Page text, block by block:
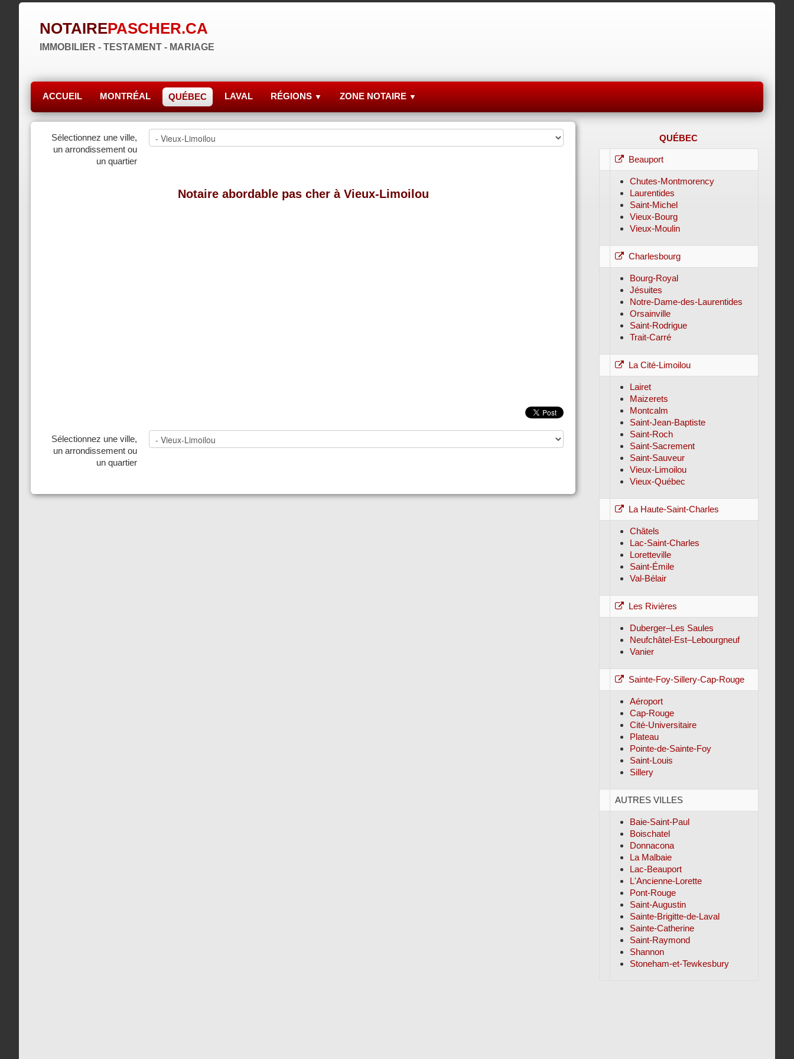
NOTAIREPASCHER.CA
IMMOBILIER - TESTAMENT - MARIAGE
ACCUEIL MONTRÉAL QUÉBEC LAVAL RÉGIONS ▼ ZONE NOTAIRE ▼
Sélectionnez une ville,
un arrondissement ou
un quartier
Notaire abordable pas cher à Vieux-Limoilou
Sélectionnez une ville,
un arrondissement ou
un quartier
QUÉBEC
Beauport
Chutes-Montmorency
Laurentides
Saint-Michel
Vieux-Bourg
Vieux-Moulin
Charlesbourg
Bourg-Royal
Jésuites
Notre-Dame-des-Laurentides
Orsainville
Saint-Rodrigue
Trait-Carré
La Cité-Limoilou
Lairet
Maizerets
Montcalm
Saint-Jean-Baptiste
Saint-Roch
Saint-Sacrement
Saint-Sauveur
Vieux-Limoilou
Vieux-Québec
La Haute-Saint-Charles
Châtels
Lac-Saint-Charles
Loretteville
Saint-Émile
Val-Bélair
Les Rivières
Duberger–Les Saules
Neufchâtel-Est–Lebourgneuf
Vanier
Sainte-Foy-Sillery-Cap-Rouge
Aéroport
Cap-Rouge
Cité-Universitaire
Plateau
Pointe-de-Sainte-Foy
Saint-Louis
Sillery
AUTRES VILLES
Baie-Saint-Paul
Boischatel
Donnacona
La Malbaie
Lac-Beauport
L'Ancienne-Lorette
Pont-Rouge
Saint-Augustin
Sainte-Brigitte-de-Laval
Sainte-Catherine
Saint-Raymond
Shannon
Stoneham-et-Tewkesbury